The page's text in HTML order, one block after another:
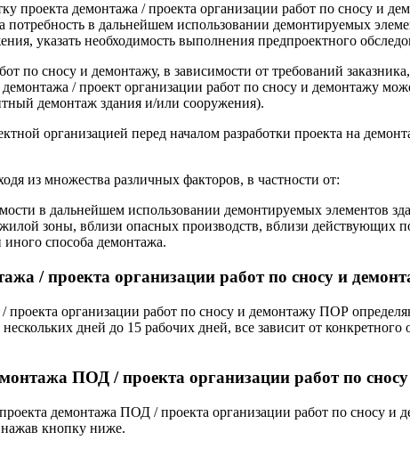
проекта демонтажа / проекта организации работ по сносу и
потребность в дальнейшем использовании демонтируемых
указать необходимость выполнения предпроектного
по сносу и демонтажу, в зависимости от требований
/ проект организации работ по сносу и демонтажу
демонтаж здания и/или сооружения).
организацией перед началом разработки проекта на
из множества различных факторов, в частности от:
в дальнейшем использовании демонтируемых элементов
жилой зоны, вблизи опасных производств, вблизи
способа демонтажа.
/ проекта организации работ по сносу и
организации работ по сносу и демонтажу ПОР
дней до 15 рабочих дней, все зависит от
ПОД / проекта организации работ по
демонтажа ПОД / проекта организации работ по сносу
нажав кнопку ниже.